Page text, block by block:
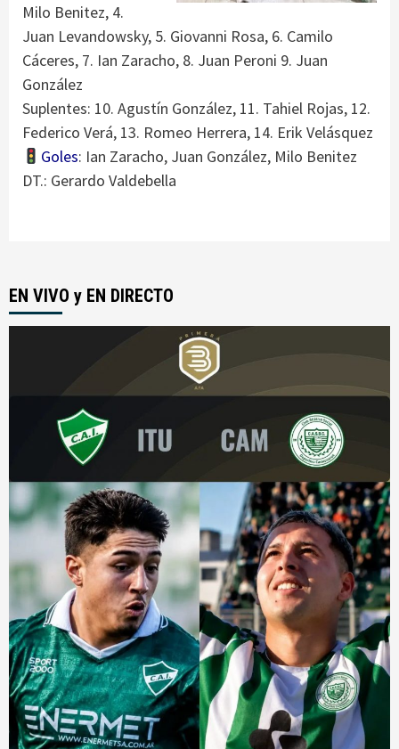
Milo Benitez, 4.
Juan Levandowsky, 5. Giovanni Rosa, 6. Camilo
Cáceres, 7. Ian Zaracho, 8. Juan Peroni 9. Juan
González
Suplentes: 10. Agustín González, 11. Tahiel Rojas, 12.
Federico Verá, 13. Romeo Herrera, 14. Erik Velásquez
Goles: Ian Zaracho, Juan González, Milo Benitez
DT.: Gerardo Valdebella
EN VIVO y EN DIRECTO